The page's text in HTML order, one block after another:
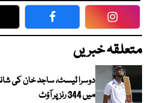
Facebook
متعلقہ خبریں
دوسرا ٹیسٹ، ساجد خان کی
میں 344 رنز پر آؤٹ